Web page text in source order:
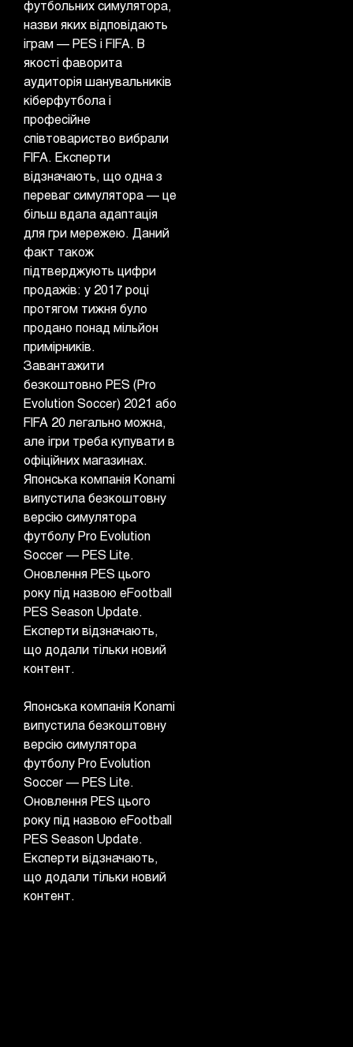
футбольних симулятора,
назви яких відповідають
іграм — PES і FIFA. В
якості фаворита
аудиторія шанувальників
кіберфутбола і
професійне
співтовариство вибрали
FIFA. Експерти
відзначають, що одна з
переваг симулятора — це
більш вдала адаптація
для гри мережею. Даний
факт також
підтверджують цифри
продажів: у 2017 році
протягом тижня було
продано понад мільйон
примірників.
Завантажити
безкоштовно PES (Pro
Evolution Soccer) 2021 або
FIFA 20 легально можна,
але ігри треба купувати в
офіційних магазинах.
Японська компанія Konami
випустила безкоштовну
версію симулятора
футболу Pro Evolution
Soccer — PES Lite.
Оновлення PES цього
року під назвою eFootball
PES Season Update.
Експерти відзначають,
що додали тільки новий
контент.
Японська компанія Konami
випустила безкоштовну
версію симулятора
футболу Pro Evolution
Soccer — PES Lite.
Оновлення PES цього
року під назвою eFootball
PES Season Update.
Експерти відзначають,
що додали тільки новий
контент.